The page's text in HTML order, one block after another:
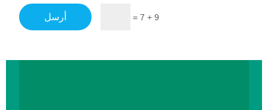
أرسل =